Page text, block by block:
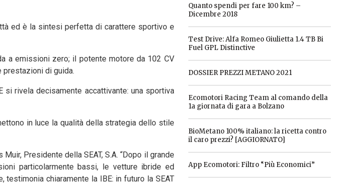
ed è la sintesi perfetta di carattere sportivo e
a emissioni zero; il potente motore da 102 CV
prestazioni di guida.
rivela decisamente accattivante: una sportiva
in luce la qualità della strategia dello stile
Presidente della SEAT, S.A. “Dopo il grande
particolarmente bassi, le vetture ibride ed
chiaramente la IBE: in futuro la SEAT
Quanto spendi per fare 100 km? –
Dicembre 2018
Test Drive: Alfa Romeo Giulietta 1.4 TB Bi
Fuel GPL Distinctive
DOSSIER PREZZI METANO 2021
Ecomotori Racing Team al comando della
1a giornata di gara a Bolzano
BioMetano 100% italiano: la ricetta contro
il caro prezzi? [AGGIORNATO]
App Ecomotori: Filtro “Più Economici”